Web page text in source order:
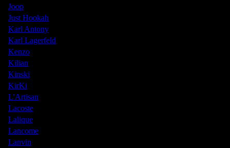
Joop
Just Hookah
Karl Antony
Karl Lagerfeld
Kenzo
Kilian
Kinski
KirKi
L'Artisan
Lacoste
Lalique
Lancome
Lanvin